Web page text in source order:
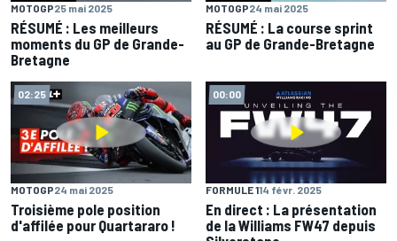
MOTOGP25 mai 2025
RÉSUMÉ : Les meilleurs
moments du GP de Grande-
Bretagne
MOTOGP24 mai 2025
RÉSUMÉ : La course sprint
au GP de Grande-Bretagne
02:25
MOTOGP24 mai 2025
Troisième pole position
d'affilée pour Quartararo !
00:00
FORMULE 114 févr. 2025
En direct : La présentation
de la Williams FW47 depuis